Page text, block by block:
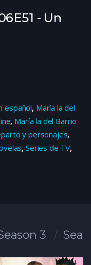
- Un
español, María la del
, María la del Barrio
y personajes,
, Series de TV,
3